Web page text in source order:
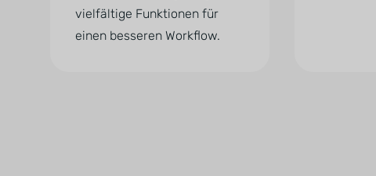
vielfältige Funktionen für
einen besseren Workflow.